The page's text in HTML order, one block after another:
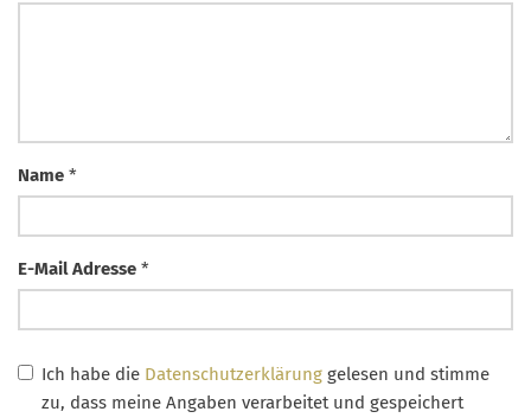
Name *
E-Mail Adresse *
Ich habe die Datenschutzerklärung gelesen und stimme
zu, dass meine Angaben verarbeitet und gespeichert